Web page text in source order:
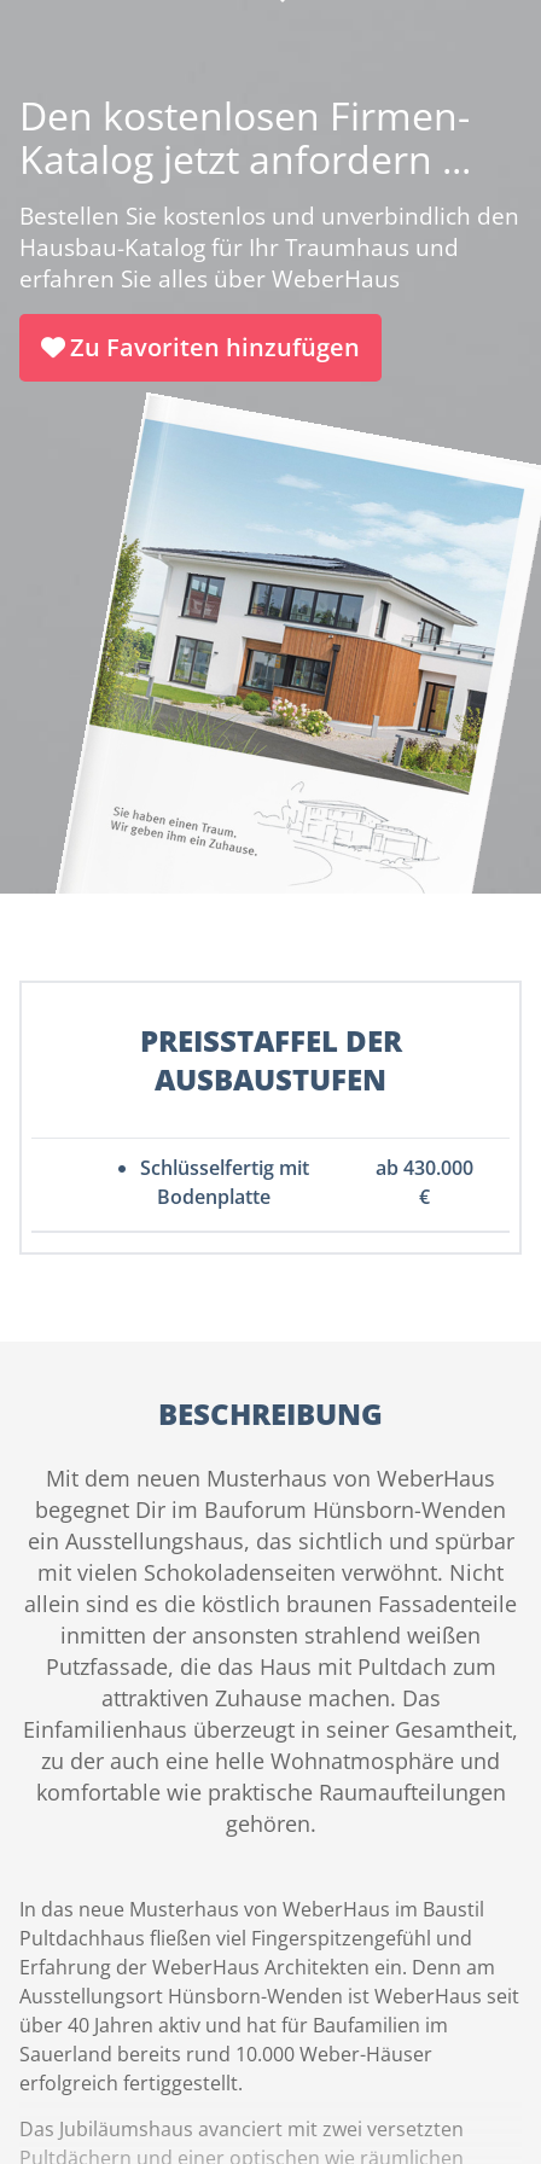
Den kostenlosen Firmen-
Katalog jetzt anfordern ...
Bestellen Sie kostenlos und unverbindlich den
Hausbau-Katalog für Ihr Traumhaus und
erfahren Sie alles über WeberHaus
Zu Favoriten hinzufügen
PREISSTAFFEL DER
AUSBAUSTUFEN
Schlüsselfertig mit
Bodenplatte
ab 430.000
€
BESCHREIBUNG
Mit dem neuen Musterhaus von WeberHaus
begegnet Dir im Bauforum Hünsborn-Wenden
ein Ausstellungshaus, das sichtlich und spürbar
mit vielen Schokoladenseiten verwöhnt. Nicht
allein sind es die köstlich braunen Fassadenteile
inmitten der ansonsten strahlend weißen
Putzfassade, die das Haus mit Pultdach zum
attraktiven Zuhause machen. Das
Einfamilienhaus überzeugt in seiner Gesamtheit,
zu der auch eine helle Wohnatmosphäre und
komfortable wie praktische Raumaufteilungen
gehören.
In das neue Musterhaus von WeberHaus im Baustil
Pultdachhaus fließen viel Fingerspitzengefühl und
Erfahrung der WeberHaus Architekten ein. Denn am
Ausstellungsort Hünsborn-Wenden ist WeberHaus seit
über 40 Jahren aktiv und hat für Baufamilien im
Sauerland bereits rund 10.000 Weber-Häuser
erfolgreich fertiggestellt.
Das Jubiläumshaus avanciert mit zwei versetzten
Pultdächern und einer optischen wie räumlichen